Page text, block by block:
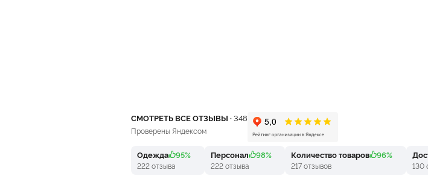
СМОТРЕТЬ ВСЕ ОТЗЫВЫ ·348
Проверены Яндексом
Одежда 95%
222 отзыва
Персонал 98%
222 отзыва
Количество товаров 96%
217 отзывов 130